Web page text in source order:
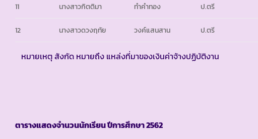
11 นางสาวกิตติมา ทำคำทอง ป.ตรี
12 นางสาวดวงฤทัย วงค์แสนสาน ป.ตรี
หมายเหตุ สังกัด หมายถึง แหล่งที่มาของเงินค่าจ้างปฏิบัติงาน
ตารางแสดงจำนวนนักเรียน ปีการศึกษา2562